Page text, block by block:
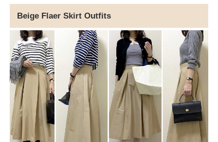
Beige Flaer Skirt Outfits